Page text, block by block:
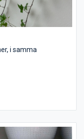
i samma
i åtanke.
och passar i